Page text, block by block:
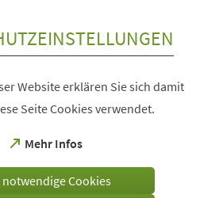
Website erklären Sie sich damit
Seite Cookies verwendet.
Mehr Infos
(Öffnet
einem
notwendige Cookies